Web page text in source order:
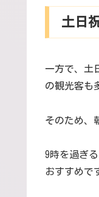
土日
一方で、土
の観光客も
そのため、
9時を過ぎ
おすすめで